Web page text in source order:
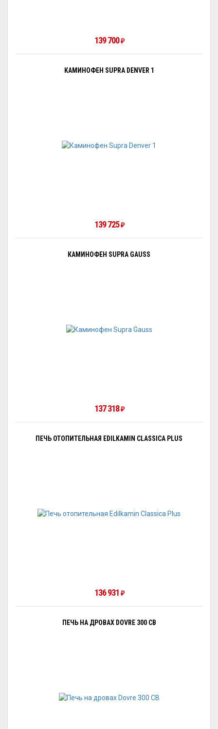
139 700₽
КАМИНОФЕН SUPRA DENVER 1
139 725₽
КАМИНОФЕН SUPRA GAUSS
137 318₽
ПЕЧЬ ОТОПИТЕЛЬНАЯ EDILKAMIN CLASSICA PLUS
136 931 ₽
ПЕЧЬ НА ДРОВАХ DOVRE 300 CB